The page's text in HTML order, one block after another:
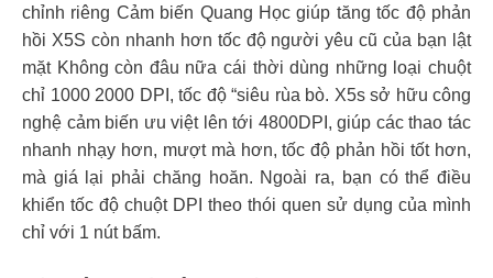
chỉnh riêng Cảm biến Quang Học giúp tăng tốc độ phản
hồi X5S còn nhanh hơn tốc độ người yêu cũ của bạn lật
mặt Không còn đâu nữa cái thời dùng những loại chuột
chỉ 1000 2000 DPI, tốc độ “siêu rùa bò. X5s sở hữu công
nghệ cảm biến ưu việt lên tới 4800DPI, giúp các thao tác
nhanh nhạy hơn, mượt mà hơn, tốc độ phản hồi tốt hơn,
mà giá lại phải chăng hoăn. Ngoài ra, bạn có thể điều
khiển tốc độ chuột DPI theo thói quen sử dụng của mình
chỉ với 1 nút bấm.